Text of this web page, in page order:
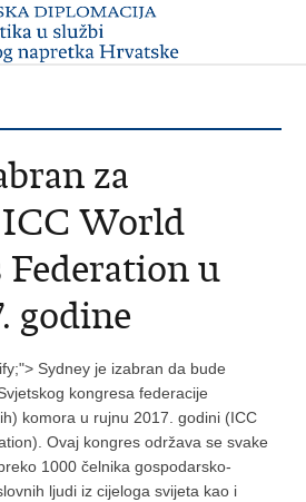
za
World
Federation u
godine
Sydney je izabran da bude
kongresa federacije
komora u rujnu 2017. godini (ICC
Ovaj kongres održava se svake
1000 čelnika gospodarsko-
ljudi iz cijeloga svijeta kao i